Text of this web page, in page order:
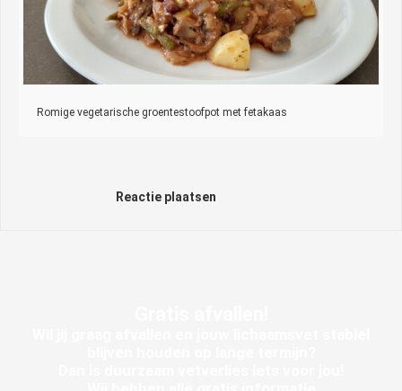
Romige vegetarische groentestoofpot met fetakaas
Reactie plaatsen